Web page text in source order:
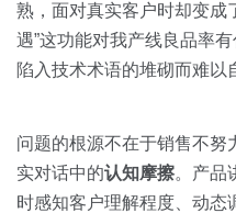
房地产
按角色
资源中心
全部
白皮书
销售会话智能
关于我们
熟，面对真实客户时却变成
遇”这功能对我产线良品率
陷入技术术语的堆砌而难以
问题的根源不在于销售不努
实对话中的认知摩擦。产品
时感知客户理解程度、动态